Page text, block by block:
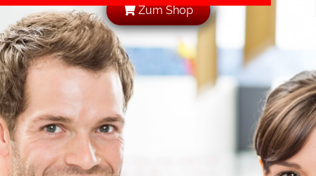
Zum Shop
Omas Gurken
Leis
Lidia
Baba Manja